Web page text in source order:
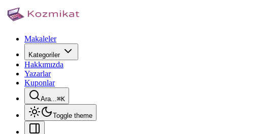
Makaleler
Kategoriler
Hakkımızda
Yazarlar
Kuponlar
Ara...⌘K
Toggle theme